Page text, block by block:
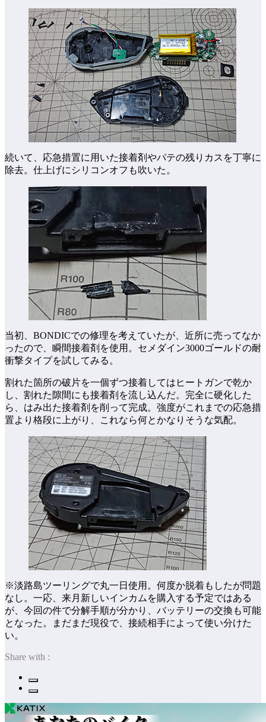
続いて、応急措置に用いた接着剤やパテの残りカスを丁寧に
除去。仕上げにシリコンオフも吹いた。
当初、BONDICでの修理を考えていたが、近所に売ってなか
ったので、瞬間接着剤を使用。セメダイン3000ゴールドの耐
衝撃タイプを試してみる。
割れた箇所の破片を一個ずつ接着してはヒートガンで乾か
し、割れた隙間にも接着剤を流し込んだ。完全に硬化した
ら、はみ出た接着剤を削って完成。強度がこれまでの応急措
置より格段に上がり、これなら何とかなりそうな気配。
※淡路島ツーリングで丸一日使用。何度か脱着もしたが問題
なし。一応、来月新しいインカムを購入する予定ではある
が、今回の件で分解手順が分かり、バッテリーの交換も可能
となった。まだまだ現役で、接続相手によって使い分けた
い。
Share with :